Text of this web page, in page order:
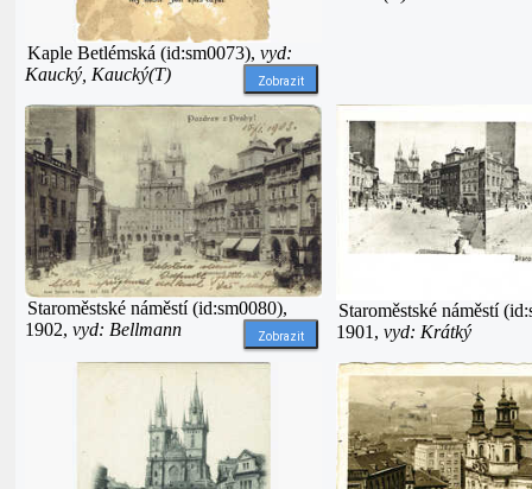
Kaple Betlémská (id:sm0073), vyd:
Kaucký, Kaucký(T)
Zobrazit
Staroměstské náměstí (id:sm0080),
1902, vyd: Bellmann Zobrazit
Staroměstské náměstí
1901, vyd: Krátký